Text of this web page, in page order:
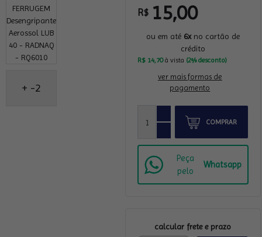
+ -2
R$ 15,00
ou em até 6xno cartão de
crédito
R$ 14,70à vista (2% desconto)
ver mais formas de
pagamento
COMPRAR
Peça
pelo
Whatsapp
calcular frete e prazo